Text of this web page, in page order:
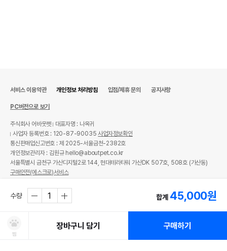
수량 합계 45,000원
찜
장바구니 담기 구매하기
서비스 이용약관 개인정보 처리방침 입점/제휴 문의 공지사항
PC버전으로 보기
주식회사 어바웃펫
대표자명 : 나옥귀
사업자 등록번호 : 120-87-90035사업자정보확인
통신판매업신고번호 : 제 2025-서울금천-2382호
개인정보관리자 : 김원규 hello@aboutpet.co.kr
서울특별시 금천구 가산디지털2로 144, 현대테라타워 가산DK 507호, 508호 (가산동)
구매안전(에스크로)서비스